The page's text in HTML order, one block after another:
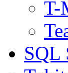
T-
SQL